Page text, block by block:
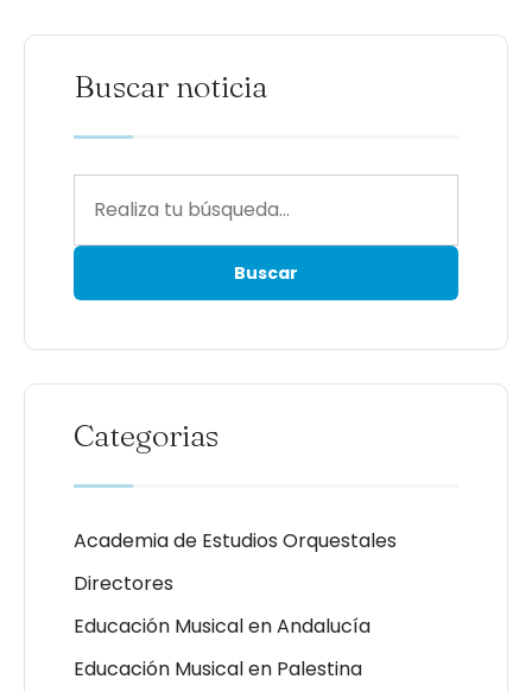
Buscar noticia
Categorias
Academia de Estudios Orquestales
Directores
Educación Musical en Andalucía
Educación Musical en Palestina